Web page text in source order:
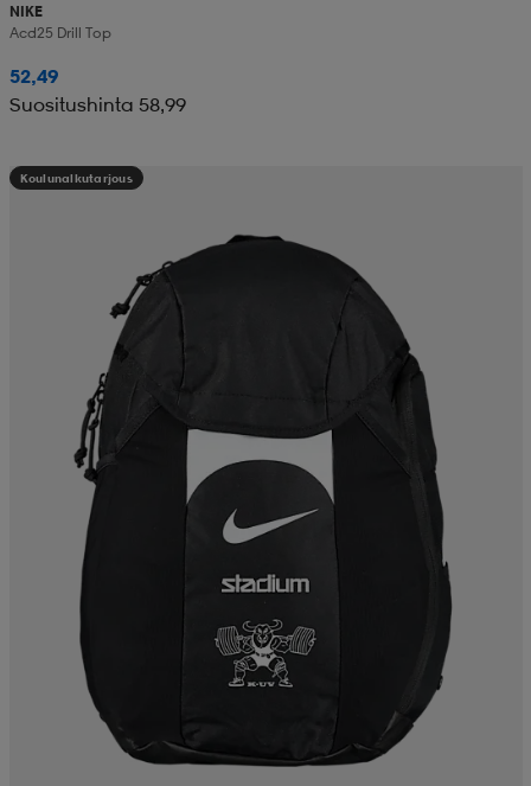
NIKE
Acd25 Drill Top
52,49
Suositushinta 58,99
Koulunalkutarjous